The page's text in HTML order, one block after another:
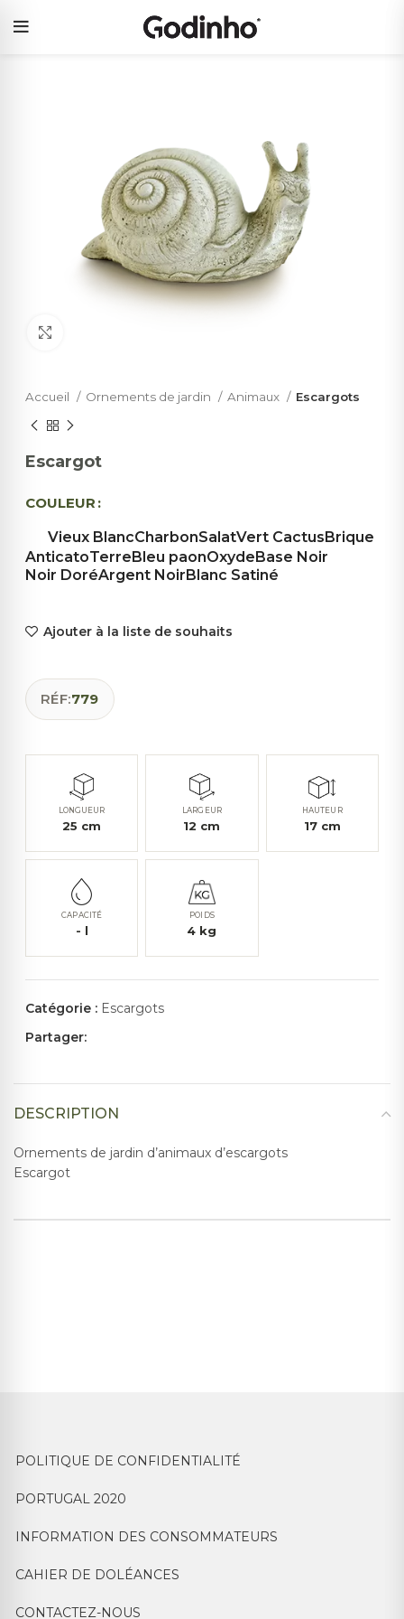
Accueil Ornements de jardin Animaux Escargots
Escargot
COULEUR
Vieux BlancCharbonSalatVert CactusBrique
AnticatoTerre Bleu paonOxyde Base Noir
Noir DoréArgent Noir Blanc Satiné
Ajouter à la liste de souhaits
RÉF:779
LONGUEUR
25 cm
LARGEUR
12 cm
HAUTEUR
17 cm
CAPACITÉ
- l
POIDS
4 kg
Catégorie : Escargots
Partager:
DESCRIPTION
Ornements de jardin d’animaux d’escargots
Escargot
POLITIQUE DE CONFIDENTIALITÉ
PORTUGAL 2020
INFORMATION DES CONSOMMATEURS
CAHIER DE DOLÉANCES
CONTACTEZ-NOUS